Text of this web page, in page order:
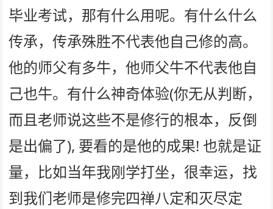
毕业考试，那有什么用呢。有什么什么
传承，传承殊胜不代表他自己修的高。
他的师父有多牛，他师父牛不代表他自
己也牛。有什么神奇体验(你无从判断，
而且老师说这些不是修行的根本，反倒
是出偏了), 要看的是他的成果! 也就是证
量，比如当年我刚学打坐，很幸运，找
到我们老师是修完四禅八定和灭尽定